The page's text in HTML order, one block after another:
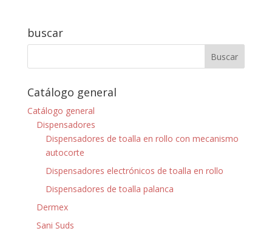
buscar
Catálogo general
Catálogo general
Dispensadores
Dispensadores de toalla en rollo con mecanismo
autocorte
Dispensadores electrónicos de toalla en rollo
Dispensadores de toalla palanca
Dermex
Sani Suds